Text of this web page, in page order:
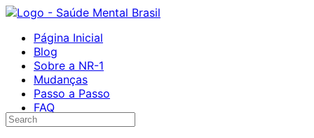
Página Inicial
Blog
Sobre a NR-1
Mudanças
Passo a Passo
FAQ